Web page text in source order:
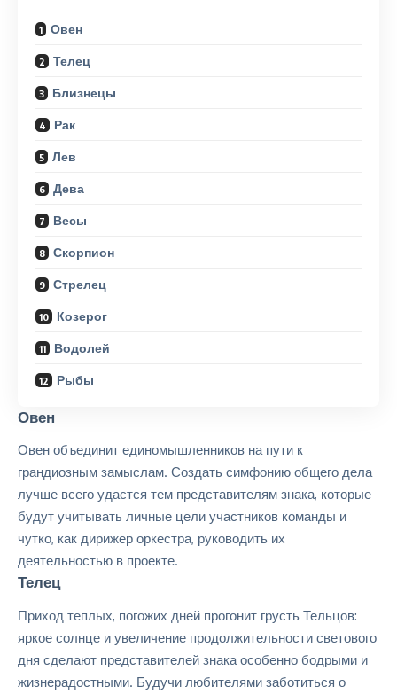
Овен
Телец
Близнецы
Рак
Лев
Дева
Весы
Скорпион
Стрелец
Козерог
Водолей
Рыбы
Овен
Овен объединит единомышленников на пути к
грандиозным замыслам. Создать симфонию общего дела
лучше всего удастся тем представителям знака, которые
будут учитывать личные цели участников команды и
чутко, как дирижер оркестра, руководить их
деятельностью в проекте.
Телец
Приход теплых, погожих дней прогонит грусть Тельцов:
яркое солнце и увеличение продолжительности светового
дня сделают представителей знака особенно бодрыми и
жизнерадостными. Будучи любителями заботиться о